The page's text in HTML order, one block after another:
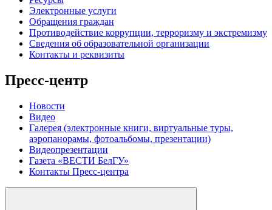
Электронные услуги
Обращения граждан
Противодействие коррупции, терроризму и экстремизму
Сведения об образовательной организации
Контакты и реквизиты
Пресс-центр
Новости
Видео
Галерея (электронные книги, виртуальные туры,
аэропанорамы, фотоальбомы, презентации)
Видеопрезентации
Газета «ВЕСТИ БелГУ»
Контакты Пресс-центра